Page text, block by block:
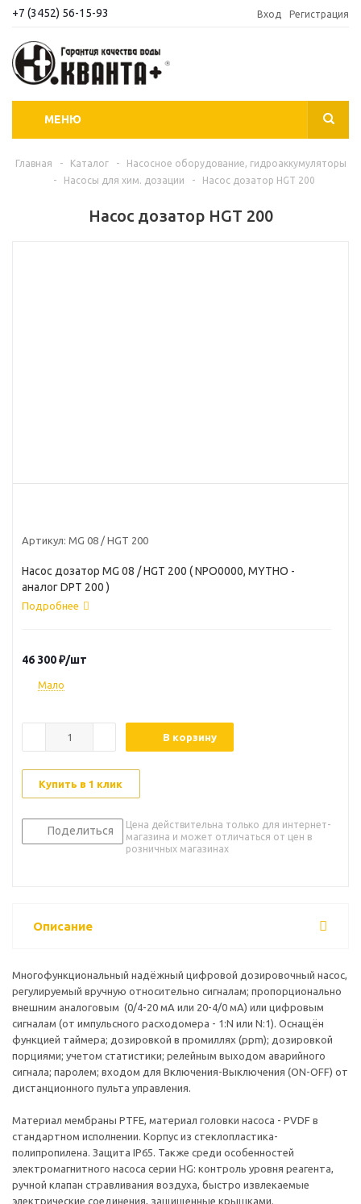
+7 (3452) 56-15-93 Вход Регистрация
МЕНЮ
Главная - Каталог -
Насосное оборудование, гидроаккумуляторы
-
Насосы для хим. дозации - Насос дозатор HGT 200
Насос дозатор HGT 200
Артикул: MG 08 / HGT 200
Насос дозатор MG 08 / HGT 200 ( NPO0000, MYTHO -
аналог DPT 200 )
Подробнее
46 300₽/шт
Мало
В корзину
Купить в 1 клик
Поделиться
Цена действительна только для интернет-
магазина и может отличаться от цен в
розничных магазинах
Описание
Многофункциональный надёжный цифровой дозировочный насос,
регулируемый вручную относительно сигналам; пропорционально
внешним аналоговым (0/4-20 мА или 20-4/0 мА) или цифровым
сигналам (от импульсного расходомера - 1:N или N:1). Оснащён
функцией таймера; дозировкой в промиллях (ppm); дозировкой
порциями; учетом статистики; релейным выходом аварийного
сигнала; паролем; входом для Включения-Выключения (ON-OFF) от
дистанционного пульта управления.
Материал мембраны PTFE, материал головки насоса - PVDF в
стандартном исполнении. Корпус из стеклопластика-
полипропилена. Защита IP65. Также среди особенностей
электромагнитного насоса серии HG: контроль уровня реагента,
ручной клапан стравливания воздуха, быстро извлекаемые
электрические соединения, защищенные крышками.